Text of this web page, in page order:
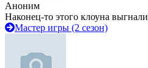
Аноним
Наконец-то этого клоуна выгнали
Мастер игры (2 сезон)